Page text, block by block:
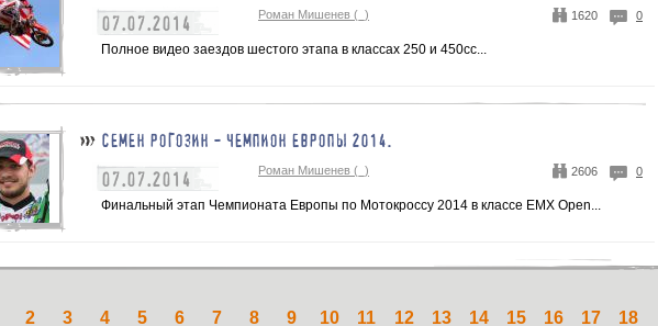
07.07.2014 Роман Мишенев (_) 1620 0
Полное видео заездов шестого этапа в классах 250 и 450сс...
СЕМЕН РОГОЗИН - ЧЕМПИОН ЕВРОПЫ 2014.
07.07.2014 Роман Мишенев (_) 2606 0
Финальный этап Чемпионата Европы по Мотокроссу 2014 в классе ЕMX Open...
2 3 4 5 6 7 8 9 10 11 12 13 14 15 16 17 18